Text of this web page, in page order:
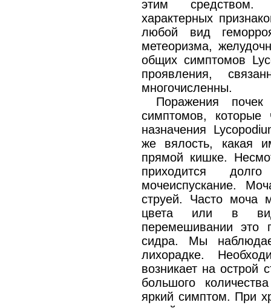
этим
характерных
любой вид
метеоризма,
общих симптомов
проявления,
многочисленны.
Поражения
симптомов,
назначения
же вялость, какая
прямой кишке.
приходится
мочеиспускание.
струей. Часто моча
цвета или в
перемешивании это
сидра. Мы
лихорадке.
возникает на острой
большого
яркий симптом. При